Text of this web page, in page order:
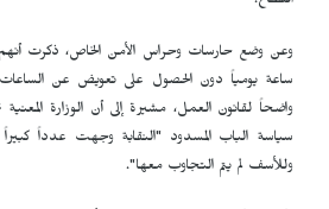
ساعة يومياً دون الحصول على تعويض عن الساعات
واضحاً لقانون العمل، مشيرة إلى أن الوزارة
سياسة الباب المسدود "النقابة وجهت عدداً
وللأسف لم يتم التجاوب معها".